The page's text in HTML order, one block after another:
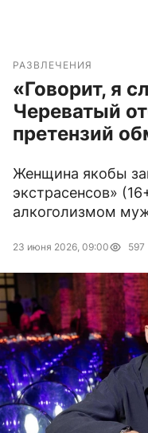
РАЗВЛЕЧЕНИЯ
«Говорит, я
Череватый
претензий
Женщина якобы
экстрасенсов»
алкоголизмом
23 июня 2026, 09:00 597